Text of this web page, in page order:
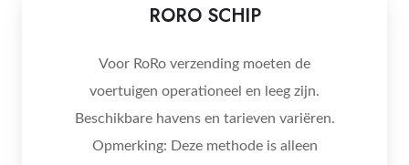
RORO SCHIP
Voor RoRo verzending moeten de
voertuigen operationeel en leeg zijn.
Beschikbare havens en tarieven variëren.
Opmerking: Deze methode is alleen
SCHIP